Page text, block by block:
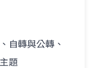
自轉與公轉、
題